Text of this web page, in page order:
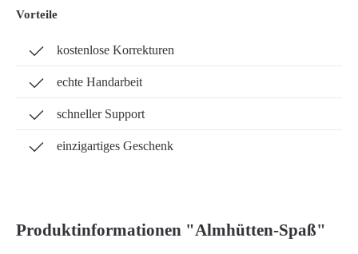
Vorteile
kostenlose Korrekturen
echte Handarbeit
schneller Support
einzigartiges Geschenk
Produktinformationen "Almhütten-Spaß"